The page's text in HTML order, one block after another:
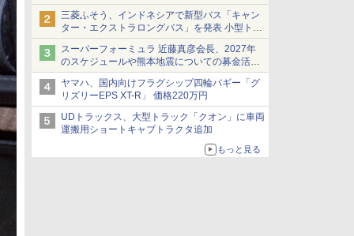
車両を通行可能に
三菱ふそう、インドネシアで新型バス「キャン
ター・エクストラロングバス」を発表 小型トラ
ックベースの観光・旅客輸送向けバス
スーパーフォーミュラ 近藤真彦会長、2027年
のスケジュールや熊本地震についての募金活動
を紹介
ヤマハ、国内向けフラグシップ四輪バギー「グ
リズリーEPS XT-R」 価格220万円
UDトラックス、大型トラック「クオン」に車両
運搬用ショートキャブトラクタ追加
もっと見る